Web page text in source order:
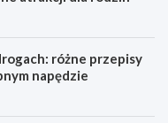
różne przepisy
napędzie